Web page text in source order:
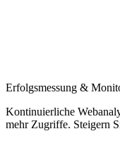
Erfolgsmessung &
Kontinuierliche
mehr Zugriffe. Steigern